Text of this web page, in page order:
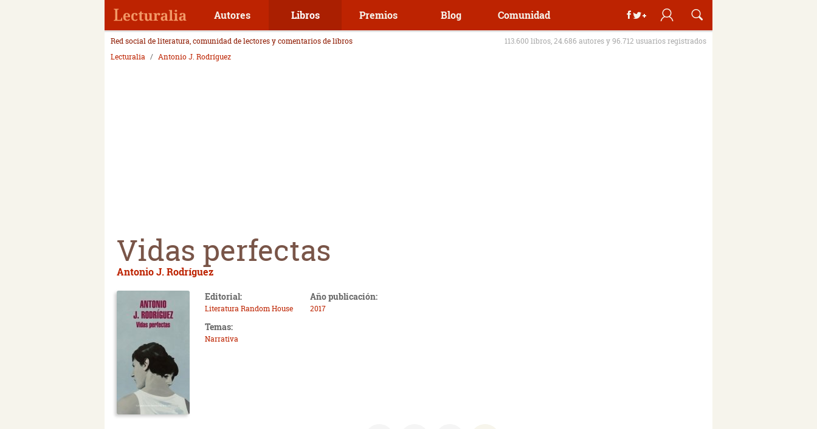
Autores Libros Premios Blog Comunidad
Red social de literatura, comunidad de lectores y comentarios de libros
113.600 libros, 24.686 autores y 96.712 usuarios registrados
Lecturalia
Antonio J. Rodríguez
Vidas perfectas
Antonio J. Rodríguez
Editorial:
Literatura Random House
Año publicación:
2017
Temas:
Narrativa